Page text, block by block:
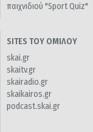
παιχνιδιού "Sport Quiz"
SITES ΤΟΥ ΟΜΙΛΟΥ
skai.gr
skaitv.gr
skairadio.gr
skaikairos.gr
podcast.skai.gr